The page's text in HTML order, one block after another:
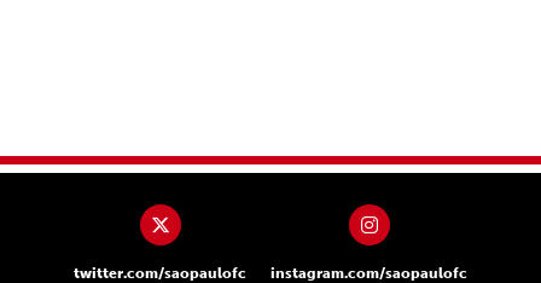
twitter.com/saopaulofc instagram.com/saopaulofc